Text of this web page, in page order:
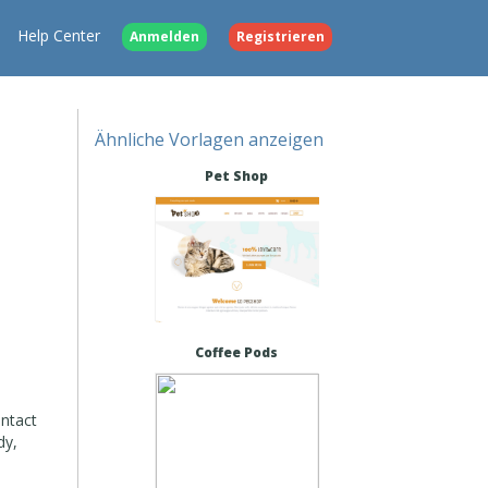
Help Center Anmelden Registrieren
Ähnliche Vorlagen anzeigen
Pet Shop
Coffee Pods